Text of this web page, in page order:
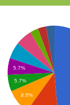
5.7%
5.7%
8.6%